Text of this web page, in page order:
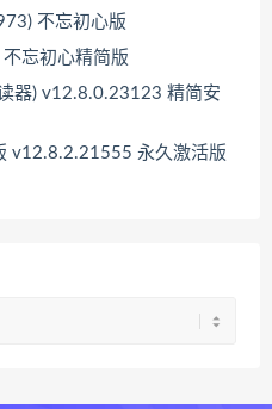
不忘初心版
忘初心精简版
器) v12.8.0.23123 精简安
v12.8.2.21555 永久激活版